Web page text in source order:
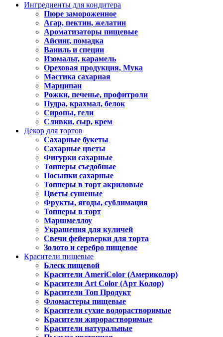
Ингредиенты для кондитера
Пюре замороженное
Агар, пектин, желатин
Ароматизаторы пищевые
Айсинг, помадка
Ваниль и специи
Изомальт, карамель
Ореховая продукция, Мука
Мастика сахарная
Марципан
Рожки, печенье, профитроли
Пудра, крахмал, белок
Сиропы, гели
Сливки, сыр, крем
Декор для тортов
Сахарные букеты
Сахарные цветы
Фигурки сахарные
Топперы съедобные
Посыпки сахарные
Топперы в торт акриловые
Цветы сушеные
Фрукты, ягоды, сублимация
Топперы в торт
Маршмеллоу
Украшения для куличей
Свечи фейерверки для торта
Золото и серебро пищевое
Красители пищевые
Блеск пищевой
Красители AmeriColor (Америколор)
Красители Art Color (Арт Колор)
Красители Топ Продукт
Фломастеры пищевые
Красители сухие водорастворимые
Красители жирорастворимые
Красители натуральные